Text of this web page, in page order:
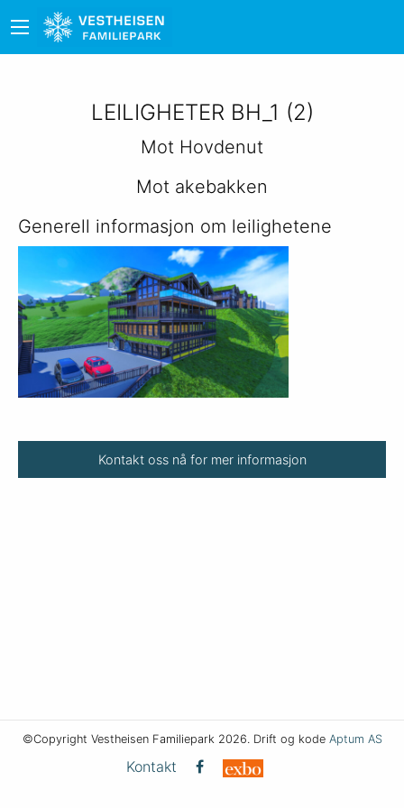
LEILIGHETER BH_1 (2)
Mot Hovdenut
Mot akebakken
Generell informasjon om leilighetene
Kontakt oss nå for mer informasjon
©Copyright Vestheisen Familiepark 2026. Drift og kode Aptum AS
Kontakt